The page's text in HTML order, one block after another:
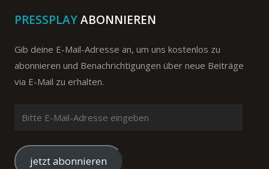
PRESSPLAYABONNIEREN
Gib deine E-Mail-Adresse an, um uns kostenlos zu
abonnieren und Benachrichtigungen über neue Beiträge
via E-Mail zu erhalten.
Mail-
Adressejetzt abonnieren